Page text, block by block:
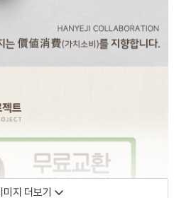
미지 더보기